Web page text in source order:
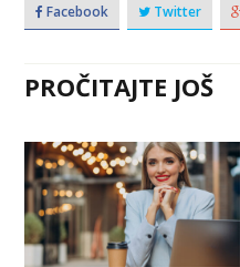
Facebook Twitter
PROČITAJTE JOŠ